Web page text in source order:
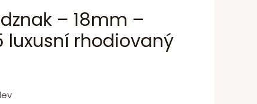
– 18mm –
luxusní rhodiovaný